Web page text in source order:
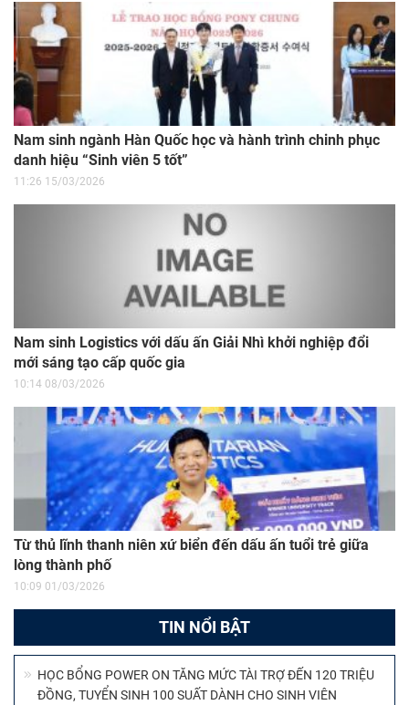
Nam sinh ngành Hàn Quốc học và hành trình chinh phục
danh hiệu “Sinh viên 5 tốt”
11:26 15/03/2026
Nam sinh Logistics với dấu ấn Giải Nhì khởi nghiệp đổi
mới sáng tạo cấp quốc gia
10:14 08/03/2026
Từ thủ lĩnh thanh niên xứ biển đến dấu ấn tuổi trẻ giữa
lòng thành phố
10:09 01/03/2026
TIN NỔI BẬT
HỌC BỔNG POWER ON TĂNG MỨC TÀI TRỢ ĐẾN 120 TRIỆU
ĐỒNG, TUYỂN SINH 100 SUẤT DÀNH CHO SINH VIÊN